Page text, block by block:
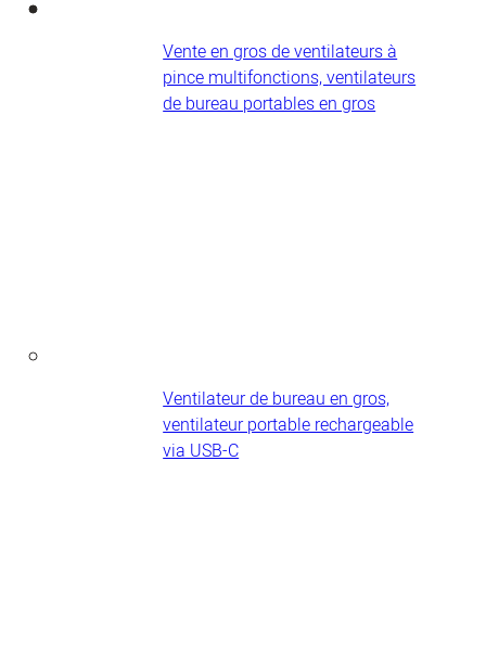
Vente en gros de ventilateurs à
pince multifonctions, ventilateurs
de bureau portables en gros
Ventilateur de bureau en gros,
ventilateur portable rechargeable
via USB-C